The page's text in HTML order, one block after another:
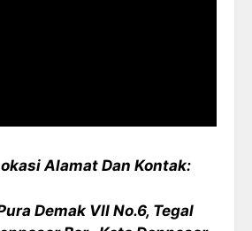
Alamat Dan Kontak:
Demak VII No.6, Tegal